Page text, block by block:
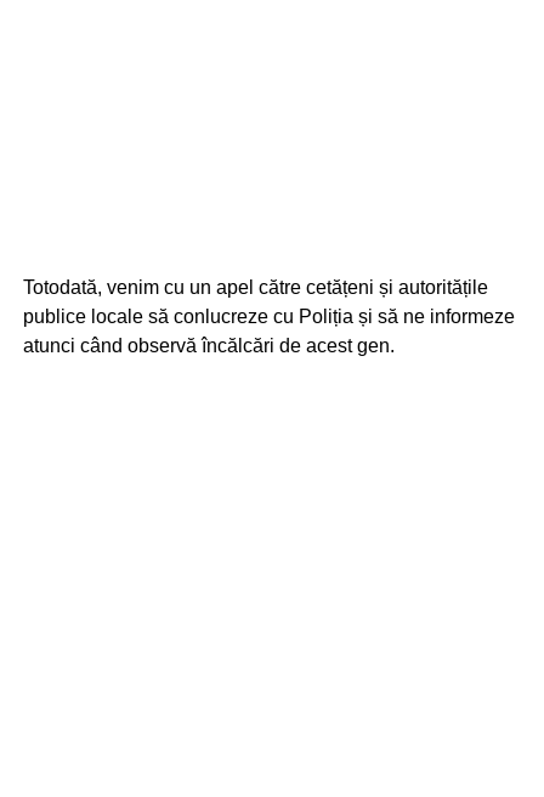
Totodată, venim cu un apel către cetățeni și autoritățile
publice locale să conlucreze cu Poliția și să ne informeze
atunci când observă încălcări de acest gen.